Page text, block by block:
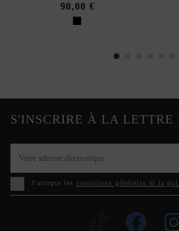
90,00 €
S'INSCRIRE À LA LETTRE
J'accepte les conditions générales et la